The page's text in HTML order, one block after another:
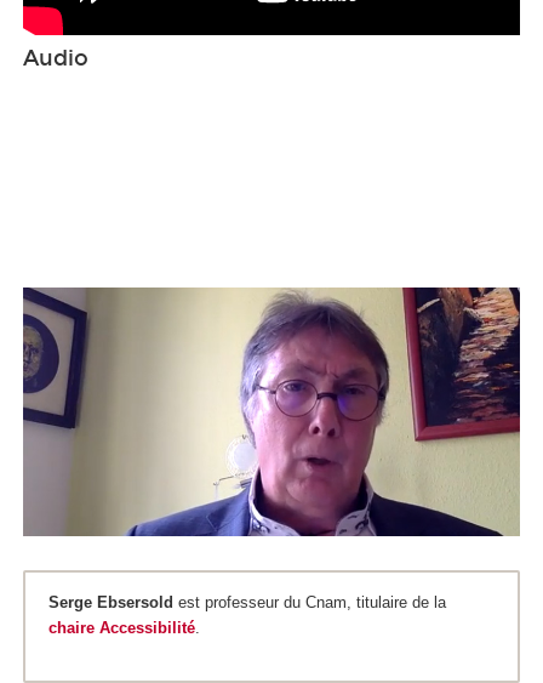
Audio
Serge Ebsersold est professeur du Cnam, titulaire de la
chaire Accessibilité